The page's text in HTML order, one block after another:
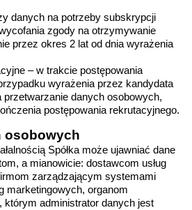
danych na potrzeby subskrypcji
zgody na otrzymywanie
przez okres 2 lat od dnia wyrażenia
– w trakcie postępowania
wyrażenia przez kandydata
przetwarzanie danych osobowych,
postępowania rekrutacyjnego.
osobowych
Spółka może ujawniać dane
a mianowicie: dostawcom usług
zarządzającym systemami
marketingowych, organom
którym administrator danych jest